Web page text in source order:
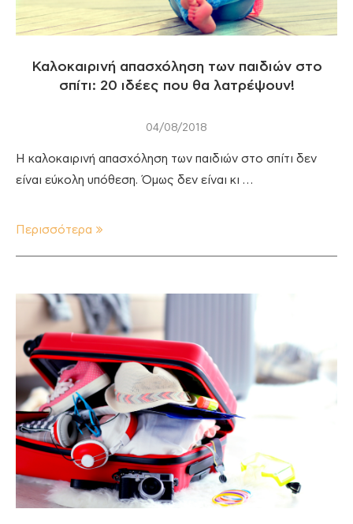
Καλοκαιρινή απασχόληση των παιδιών στο
σπίτι: 20 ιδέες που θα λατρέψουν!
04/08/2018
Η καλοκαιρινή απασχόληση των παιδιών στο σπίτι δεν
είναι εύκολη υπόθεση. Όμως δεν είναι κι …
Περισσότερα